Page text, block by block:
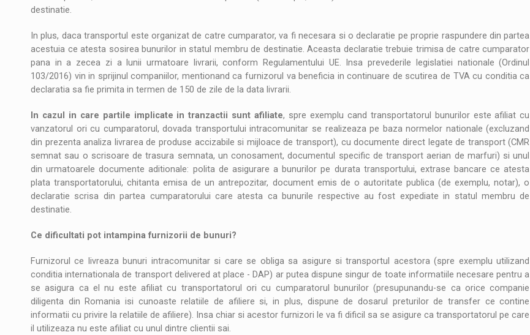
destinatie.
In plus, daca transportul este organizat de catre cumparator, va fi necesara si o declaratie pe proprie raspundere din partea
acestuia ce atesta sosirea bunurilor in statul membru de destinatie. Aceasta declaratie trebuie trimisa de catre cumparator
pana in a zecea zi a lunii urmatoare livrarii, conform Regulamentului UE. Insa prevederile legislatiei nationale (Ordinul
103/2016) vin in sprijinul companiilor, mentionand ca furnizorul va beneficia in continuare de scutirea de TVA cu conditia ca
declaratia sa fie primita in termen de 150 de zile de la data livrarii.
In cazul in care partile implicate in tranzactii sunt afiliate, spre exemplu cand transportatorul bunurilor este afiliat cu
vanzatorul ori cu cumparatorul, dovada transportului intracomunitar se realizeaza pe baza normelor nationale (excluzand
din prezenta analiza livrarea de produse accizabile si mijloace de transport), cu documente direct legate de transport (CMR
semnat sau o scrisoare de trasura semnata, un conosament, documentul specific de transport aerian de marfuri) si unul
din urmatoarele documente aditionale: polita de asigurare a bunurilor pe durata transportului, extrase bancare ce atesta
plata transportatorului, chitanta emisa de un antrepozitar, document emis de o autoritate publica (de exemplu, notar), o
declaratie scrisa din partea cumparatorului care atesta ca bunurile respective au fost expediate in statul membru de
destinatie.
Ce dificultati pot intampina furnizorii de bunuri?
Furnizorul ce livreaza bunuri intracomunitar si care se obliga sa asigure si transportul acestora (spre exemplu utilizand
conditia internationala de transport delivered at place - DAP) ar putea dispune singur de toate informatiile necesare pentru a
se asigura ca el nu este afiliat cu transportatorul ori cu cumparatorul bunurilor (presupunandu-se ca orice companie
diligenta din Romania isi cunoaste relatiile de afiliere si, in plus, dispune de dosarul preturilor de transfer ce contine
informatii cu privire la relatiile de afiliere). Insa chiar si acestor furnizori le va fi dificil sa se asigure ca transportatorul pe care
il utilizeaza nu este afiliat cu unul dintre clientii sai.